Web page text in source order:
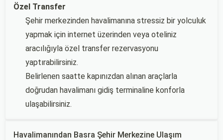
Özel Transfer
Şehir merkezinden havalimanına stressiz bir yolculuk
yapmak için internet üzerinden veya oteliniz
aracılığıyla özel transfer rezervasyonu
yaptırabilirsiniz.
Belirlenen saatte kapınızdan alınan araçlarla
doğrudan havalimanı gidiş terminaline konforla
ulaşabilirsiniz.
Havalimanından Basra Şehir Merkezine Ulaşım